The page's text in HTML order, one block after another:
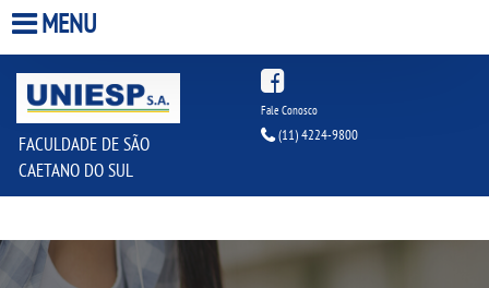
HOME
A FACULDADE
QUEM SOMOS
MENU
Fale Conosco
(11) 4224-9800
FACULDADE DE SÃO
CAETANO DO SUL